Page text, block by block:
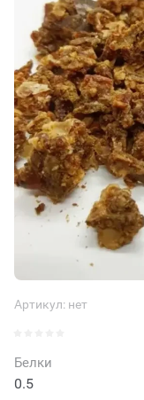
Артикул: нет
Белки
0.5